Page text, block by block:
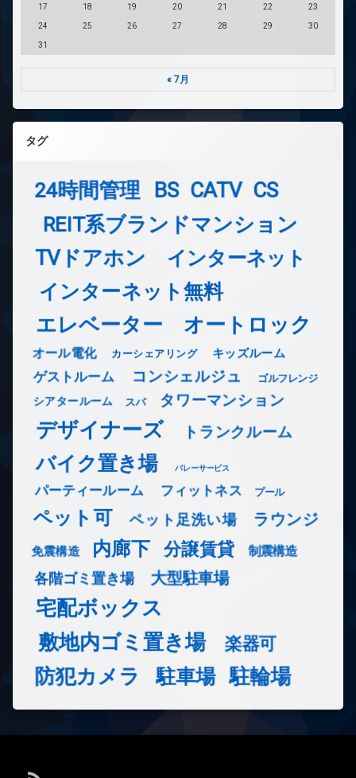
17 18 19 20 21 22 23
24 25 26 27 28 29 30
31
« 7月
タグ
24時間管理 BS CATV CS
REIT系ブランドマンション
TVドアホン インターネット
インターネット無料
エレベーター オートロック
オール電化 カーシェアリング キッズルーム
ゲストルーム コンシェルジュ ゴルフレンジ
シアタールーム スパ タワーマンション
デザイナーズ トランクルーム
バイク置き場 バレーサービス
パーティールーム フィットネス プール
ペット可 ペット足洗い場 ラウンジ
免震構造 内廊下 分譲賃貸 制震構造
各階ゴミ置き場 大型駐車場
宅配ボックス
敷地内ゴミ置き場
楽器可
防犯カメラ 駐車場 駐輪場